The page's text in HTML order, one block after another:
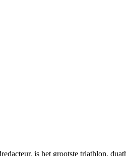
is het grootste triathlon,